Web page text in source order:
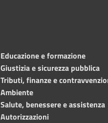
Educazione e formazione
Giustizia e sicurezza pubblica
Tributi, finanze e
Ambiente
Salute, benessere e assistenza
Autorizzazioni